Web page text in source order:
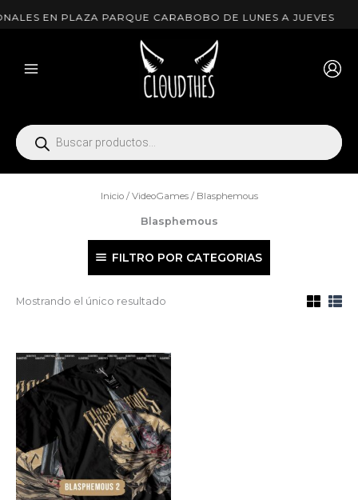
al
EN PLAZA PARQUE CARABOBO DE LUNES A JUEVES
Búsqueda
de
productos
Inicio/ VideoGames/ Blasphemous
Blasphemous
FILTRO POR CATEGORIAS
Mostrando el único resultado